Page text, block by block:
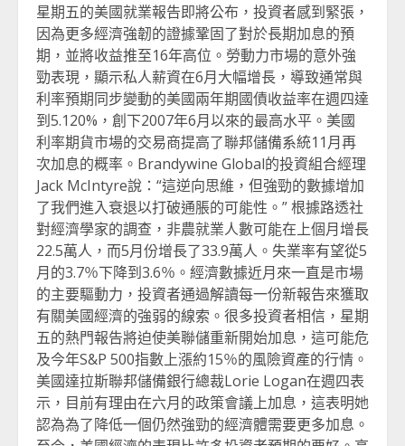
星期五的美國就業報告即將公布，投資者感到緊張，
因為更多經濟強韌的證據鞏固了對於長期加息的預
期，並將收益推至16年高位。勞動力市場的意外強
勁表現，顯示私人薪資在6月大幅增長，導致通常與
利率預期同步變動的美國兩年期國債收益率在週四達
到5.120%，創下2007年6月以來的最高水平。美國
利率期貨市場的交易商提高了聯邦儲備系統11月再
次加息的概率。Brandywine Global的投資組合經理
Jack McIntyre說：“這逆向思維，但強勁的數據增加
了我們進入衰退以打破通脹的可能性。” 根據路透社
對經濟學家的調查，非農就業人數可能在上個月增長
22.5萬人，而5月份增長了33.9萬人。失業率有望從5
月的3.7％下降到3.6％。經濟數據近月來一直是市場
的主要驅動力，投資者通過解讀每一份新報告來獲取
有關美國經濟的強弱的線索。很多投資者相信，星期
五的熱門報告將迫使美聯儲重新開始加息，這可能危
及今年S&P 500指數上漲約15％的風險資產的行情。
美國達拉斯聯邦儲備銀行總裁Lorie Logan在週四表
示，目前有理由在六月的政策會議上加息，這表明她
認為為了降低一個仍然強勁的經濟體需要更多加息。